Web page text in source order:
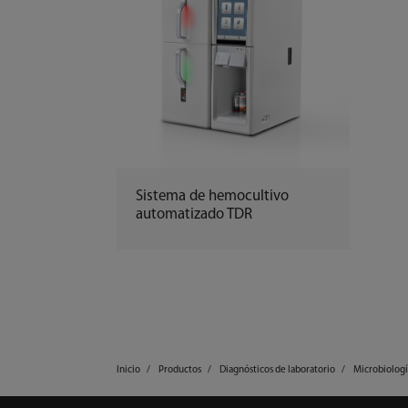
Sistema de hemocultivo
automatizado TDR
Inicio Productos Diagnósticos de laboratorio